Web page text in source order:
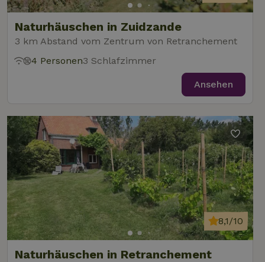
Naturhäuschen in Zuidzande
3 km Abstand vom Zentrum von Retranchement
4 Personen3 Schlafzimmer
Ansehen
Naturhäuschen in Retranchement
8,1/10